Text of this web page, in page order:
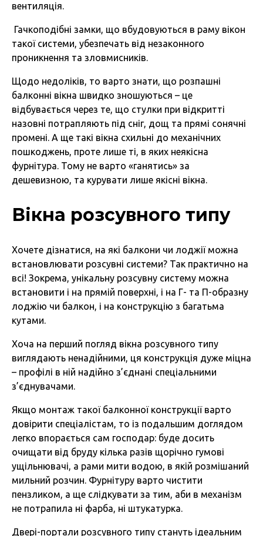
вентиляція.
Гачкоподібні замки, що вбудовуються в раму вікон
такої системи, убезпечать від незаконного
проникнення та зловмисників.
Щодо недоліків, то варто знати, що розпашні
балконні вікна швидко зношуються – це
відбувається через те, що стулки при відкритті
назовні потрапляють під сніг, дощ та прямі сонячні
промені. А ще такі вікна схильні до механічних
пошкоджень, проте лише ті, в яких неякісна
фурнітура. Тому не варто «ганятись» за
дешевизною, та курувати лише якісні вікна.
Вікна розсувного типу
Хочете дізнатися, на які балкони чи лоджії можна
встановлювати розсувні системи? Так практично на
всі! Зокрема, унікальну розсувну систему можна
встановити і на прямій поверхні, і на Г- та П-образну
лоджію чи балкон, і на конструкцію з багатьма
кутами.
Хоча на перший погляд вікна розсувного типу
виглядають ненадійними, ця конструкція дуже міцна
– профілі в ній надійно з’єднані спеціальними
з’єднувачами.
Якщо монтаж такої балконної конструкції варто
довірити спеціалістам, то із подальшим доглядом
легко впорається сам господар: буде досить
очищати від бруду кілька разів щорічно гумові
ущільнювачі, а рами мити водою, в якій розмішаний
мильний розчин. Фурнітуру варто чистити
пензликом, а ще слідкувати за тим, аби в механізм
не потрапила ні фарба, ні штукатурка.
Двері-портали розсувного типу стануть ідеальним